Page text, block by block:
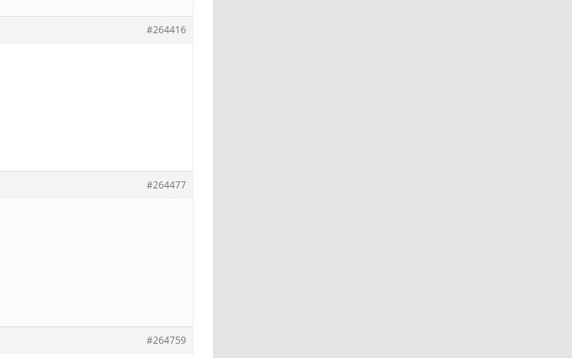
#264416
#264477
#264759